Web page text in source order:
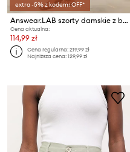
extra -5% z kodem: OFF*
Answear.LAB szorty damskie z bawełną
Cena aktualna:
114,99 zł
Cena regularna:219,99 zł
Najniższa cena:129,99 zł